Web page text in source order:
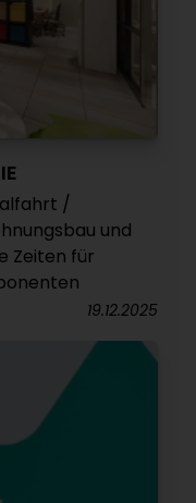
/
und
Zeiten für
19.12.2025